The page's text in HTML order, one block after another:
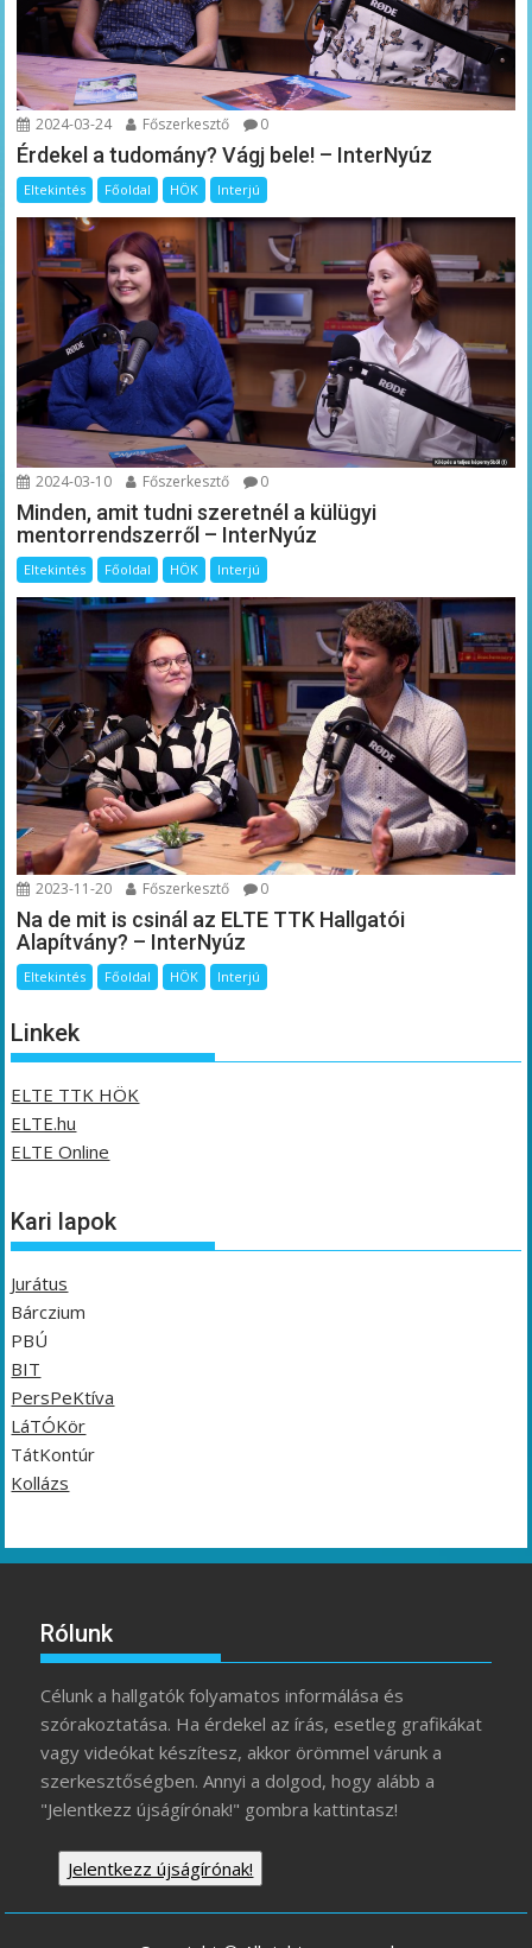
2024-03-24 Főszerkesztő 0
Érdekel a tudomány? Vágj bele! – InterNyúz
Eltekintés Főoldal HÖK Interjú
2024-03-10 Főszerkesztő 0
Minden, amit tudni szeretnél a külügyi
mentorrendszerről – InterNyúz
Eltekintés Főoldal HÖK Interjú
2023-11-20 Főszerkesztő 0
Na de mit is csinál az ELTE TTK Hallgatói
Alapítvány? – InterNyúz
Eltekintés Főoldal HÖK Interjú
Linkek
ELTE TTK HÖK
ELTE.hu
ELTE Online
Kari lapok
Jurátus
Bárczium
PBÚ
BIT
PersPeKtíva
LáTÓKör
TátKontúr
Kollázs
Rólunk
Célunk a hallgatók folyamatos informálása és
szórakoztatása. Ha érdekel az írás, esetleg grafikákat
vagy videókat készítesz, akkor örömmel várunk a
szerkesztőségben. Annyi a dolgod, hogy alább a
"Jelentkezz újságírónak!" gombra kattintasz!
Jelentkezz újságírónak!